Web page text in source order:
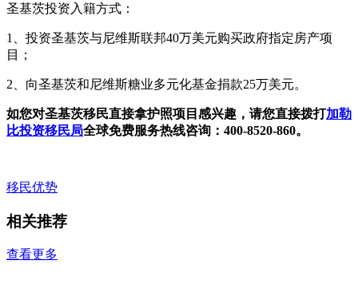
圣基茨投资入籍方式：
1、投资圣基茨与尼维斯联邦40万美元购买政府指定房产项
目；
2、向圣基茨和尼维斯糖业多元化基金捐款25万美元。
如您对圣基茨移民直接拿护照项目感兴趣，请您直接拨打加勒
比投资移民局全球免费服务热线咨询：400-8520-860。
移民优势
相关推荐
查看更多